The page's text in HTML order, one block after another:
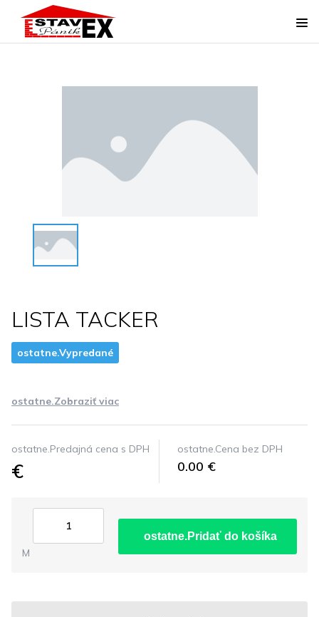
LISTA TACKER
ostatne.Vypredané
ostatne.Zobraziť viac
ostatne.Predajná cena s DPH
€
ostatne.Cena bez DPH
0.00 €
M
ostatne.Pridať do košíka